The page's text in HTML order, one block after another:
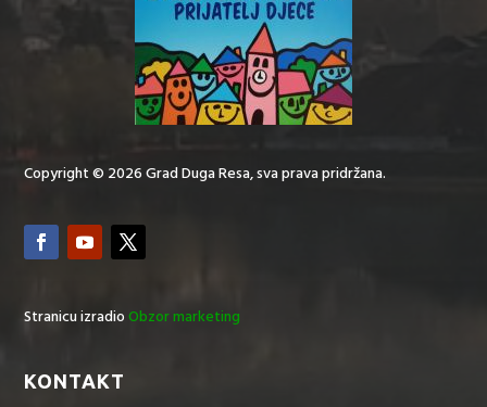
Copyright © 2026 Grad Duga Resa, sva prava pridržana.
Stranicu izradioObzor marketing
KONTAKT